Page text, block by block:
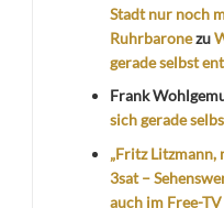
Stadt nur noch
Ruhrbaronezu
gerade selbst
Frank
sich gerade
„Fritz Litzmann,
3sat –
auch im Free-